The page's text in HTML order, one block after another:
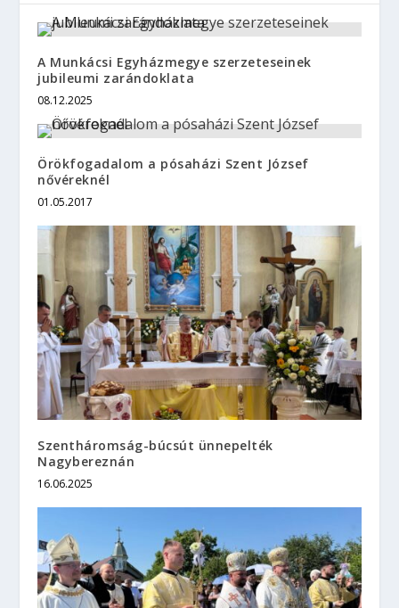
A Munkácsi Egyházmegye szerzeteseinek
jubileumi zarándoklata
08.12.2025
Örökfogadalom a pósaházi Szent József
nővéreknél
01.05.2017
Szentháromság-búcsút ünnepelték
Nagybereznán
16.06.2025